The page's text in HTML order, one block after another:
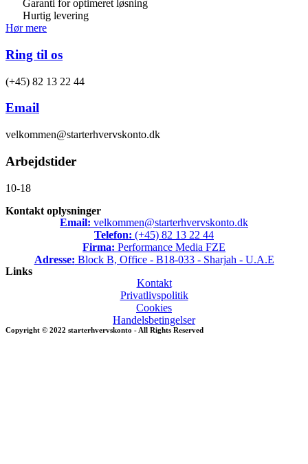
Garanti for optimeret løsning
Hurtig levering
Hør mere
Ring til os
(+45) 82 13 22 44
Email
velkommen@starterhvervskonto.dk
Arbejdstider
10-18
Kontakt oplysninger
Email: velkommen@starterhvervskonto.dk
Telefon: (+45) 82 13 22 44
Firma: Performance Media FZE
Adresse: Block B, Office - B18-033 - Sharjah - U.A.E
Links
Kontakt
Privatlivspolitik
Cookies
Handelsbetingelser
Copyright © 2022 starterhvervskonto - All Rights Reserved